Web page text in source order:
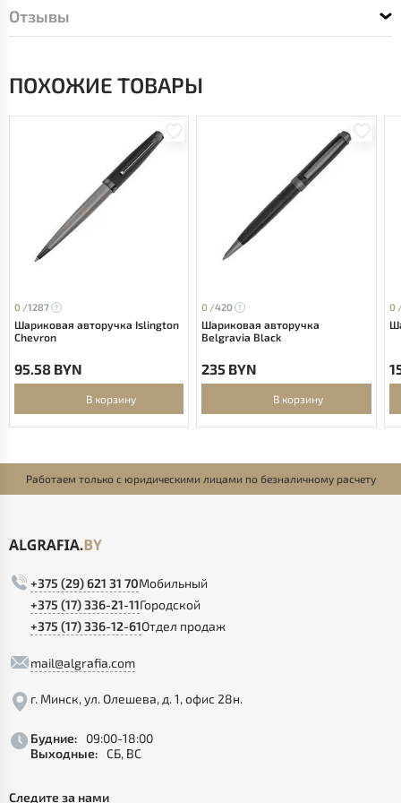
Отзывы
ПОХОЖИЕ ТОВАРЫ
0 /1287
Шариковая авторучка Islington
Chevron
95.58 BYN
В корзину
0 /420
Шариковая авторучка
Belgravia Black
235 BYN
В корзину
0
Работаем только с юридическими лицами по безналичному расчету
+375 (29) 621 31 70Мобильный
+375 (17) 336-21-11Городской
+375 (17) 336-12-61Отдел продаж
mail@algrafia.com
г. Минск, ул. Олешева, д. 1, офис 28н.
Будние:
09:00-18:00
Выходные: СБ, ВС
Следите за нами